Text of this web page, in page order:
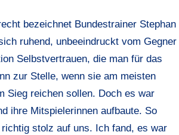
bezeichnet Bundestrainer Stephan
ruhend, unbeeindruckt vom Gegner
Selbstvertrauen, die man für das
zur Stelle, wenn sie am meisten
Sieg reichen sollen. Doch es war
ihre Mitspielerinnen aufbaute. So
stolz auf uns. Ich fand, es war